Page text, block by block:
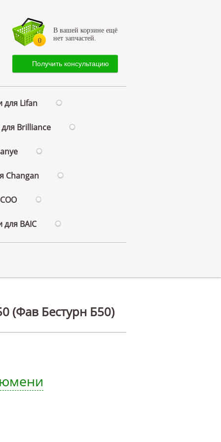
0
В вашей корзине ещё
нет запчастей.
Получить консультацию
для Lifan
Brilliance
Changan
для BAIC
(Фав Бестурн Б50)